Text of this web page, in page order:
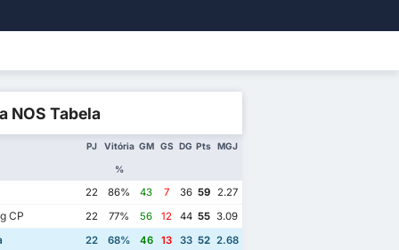
NOS Tabela
PJ Vitória
%
GM GS DG Pts MGJ
22 86% 43 7 36 59 2.27
CP 22 77% 56 12 44 55 3.09
22 68% 46 13 33 52 2.68